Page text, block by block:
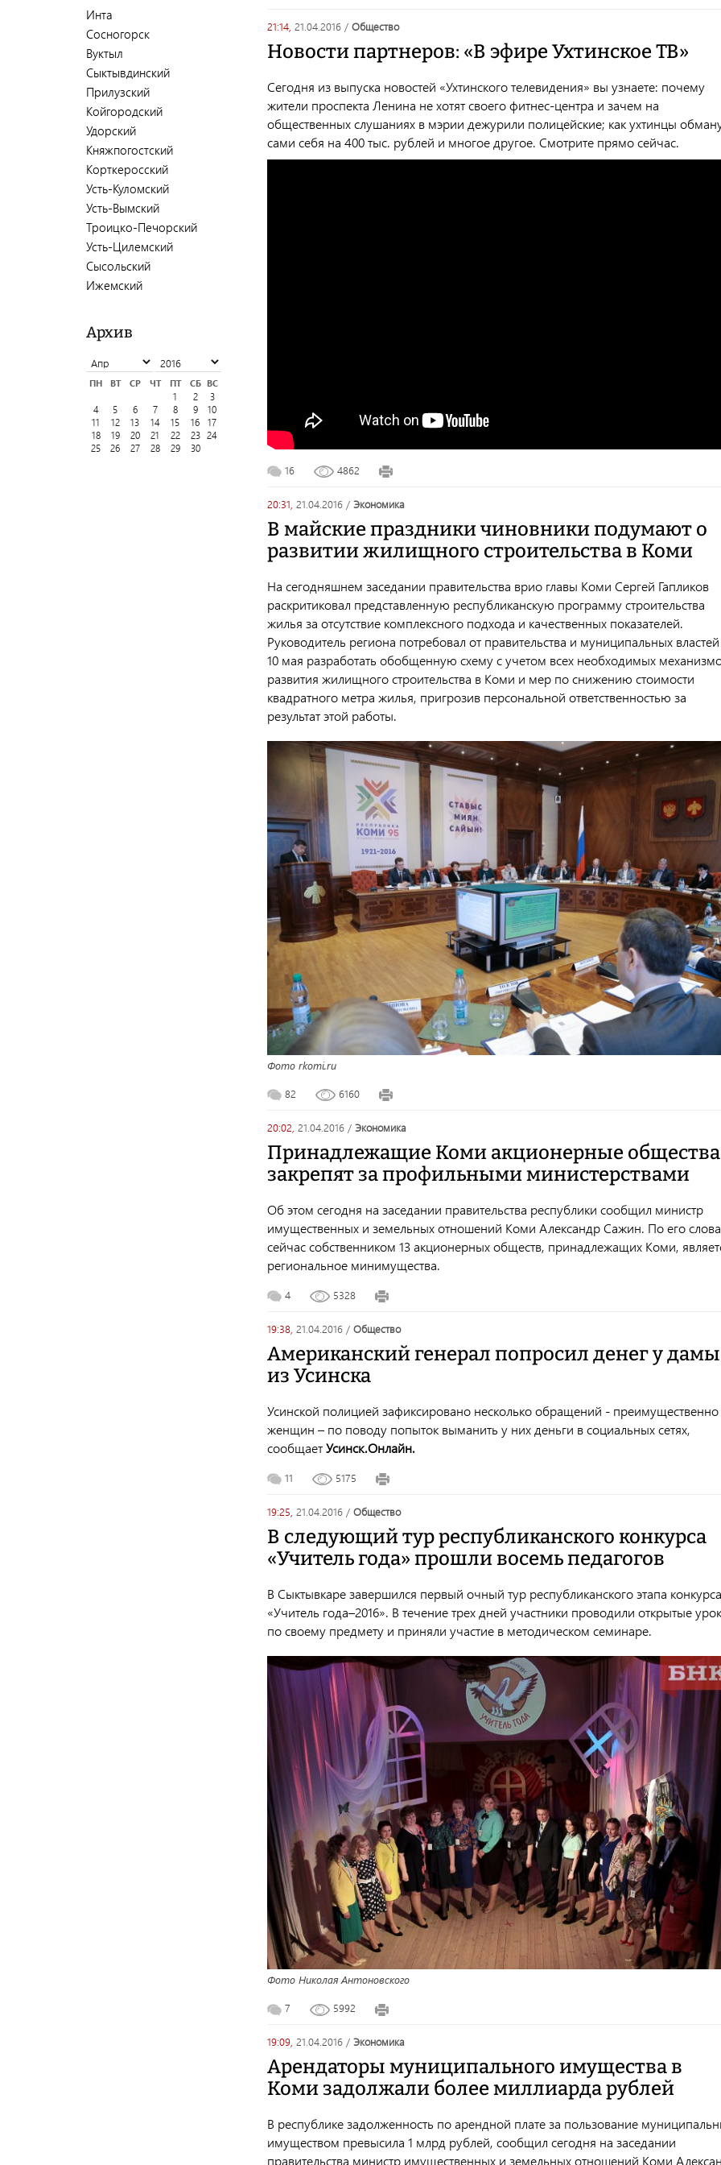
Инта
Сосногорск
Вуктыл
Сыктывдинский
Прилузский
Койгородский
Удорский
Княжпогостский
Корткеросский
Усть-Куломский
Усть-Вымский
Троицко-Печорский
Усть-Цилемский
Сысольский
Ижемский
Архив
ПН ВТ СР ЧТ ПТ СБ ВС
1
2
3
4
5 6 7 8 9
10
11
12 13 14 15 16
17
18
19 20 21 22 23 24
25
26 27 28 29 30
21:14, 21.04.2016 / общество
Новости партнеров: «В эфире Ухтинское ТВ»
Сегодня из выпуска новостей «Ухтинского телевидения» вы узнаете: почему
жители проспекта Ленина не хотят своего фитнес-центра и зачем на
общественных слушаниях в мэрии дежурили полицейские; как ухтинцы
сами себя на 400 тыс. рублей и многое другое. Смотрите прямо сейчас.
16 4862
20:31, 21.04.2016 / экономика
В майские праздники чиновники подумают о
развитии жилищного строительства в Коми
На сегодняшнем заседании правительства врио главы Коми Сергей Гапликов
раскритиковал представленную республиканскую программу строительства
жилья за отсутствие комплексного подхода и качественных показателей.
Руководитель региона потребовал от правительства и муниципальных
10 мая разработать обобщенную схему с учетом всех необходимых
развития жилищного строительства в Коми и мер по снижению стоимости
квадратного метра жилья, пригрозив персональной ответственностью за
результат этой работы.
Фото rkomi.ru
82 6160
20:02, 21.04.2016 / экономика
Принадлежащие Коми акционерные общества
закрепят за профильными министерствами
Об этом сегодня на заседании правительства республики сообщил министр
имущественных и земельных отношений Коми Александр Сажин. По его
сейчас собственником 13 акционерных обществ, принадлежащих Коми,
региональное минимущества.
4 5328
19:38, 21.04.2016 / общество
Американский генерал попросил денег у дамы
из Усинска
Усинской полицией зафиксировано несколько обращений - преимущественно
женщин – по поводу попыток выманить у них деньги в социальных сетях,
сообщаетУсинск.Онлайн.
11 5175
19:25, 21.04.2016 / общество
В следующий тур республиканского конкурса
«Учитель года» прошли восемь педагогов
В Сыктывкаре завершился первый очный тур республиканского этапа конкурса
«Учитель года–2016». В течение трех дней участники проводили открытые
по своему предмету и приняли участие в методическом семинаре.
Фото Николая Антоновского
7 5992
19:09, 21.04.2016 / экономика
Арендаторы муниципального имущества в
Коми задолжали более миллиарда рублей
В республике задолженность по арендной плате за пользование
имуществом превысила 1 млрд рублей, сообщил сегодня на заседании
правительства министр имущественных и земельных отношений Коми